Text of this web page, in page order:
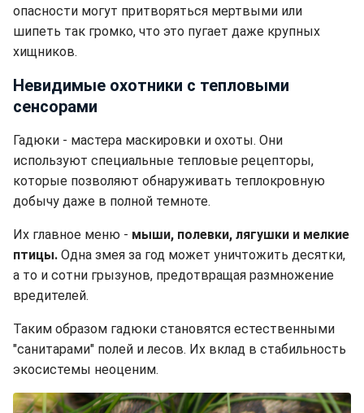
опасности могут притворяться мертвыми или
шипеть так громко, что это пугает даже крупных
хищников.
Невидимые охотники с тепловыми
сенсорами
Гадюки - мастера маскировки и охоты. Они
используют специальные тепловые рецепторы,
которые позволяют обнаруживать теплокровную
добычу даже в полной темноте.
Их главное меню - мыши, полевки, лягушки и мелкие
птицы. Одна змея за год может уничтожить десятки,
а то и сотни грызунов, предотвращая размножение
вредителей.
Таким образом гадюки становятся естественными
"санитарами" полей и лесов. Их вклад в стабильность
экосистемы неоценим.